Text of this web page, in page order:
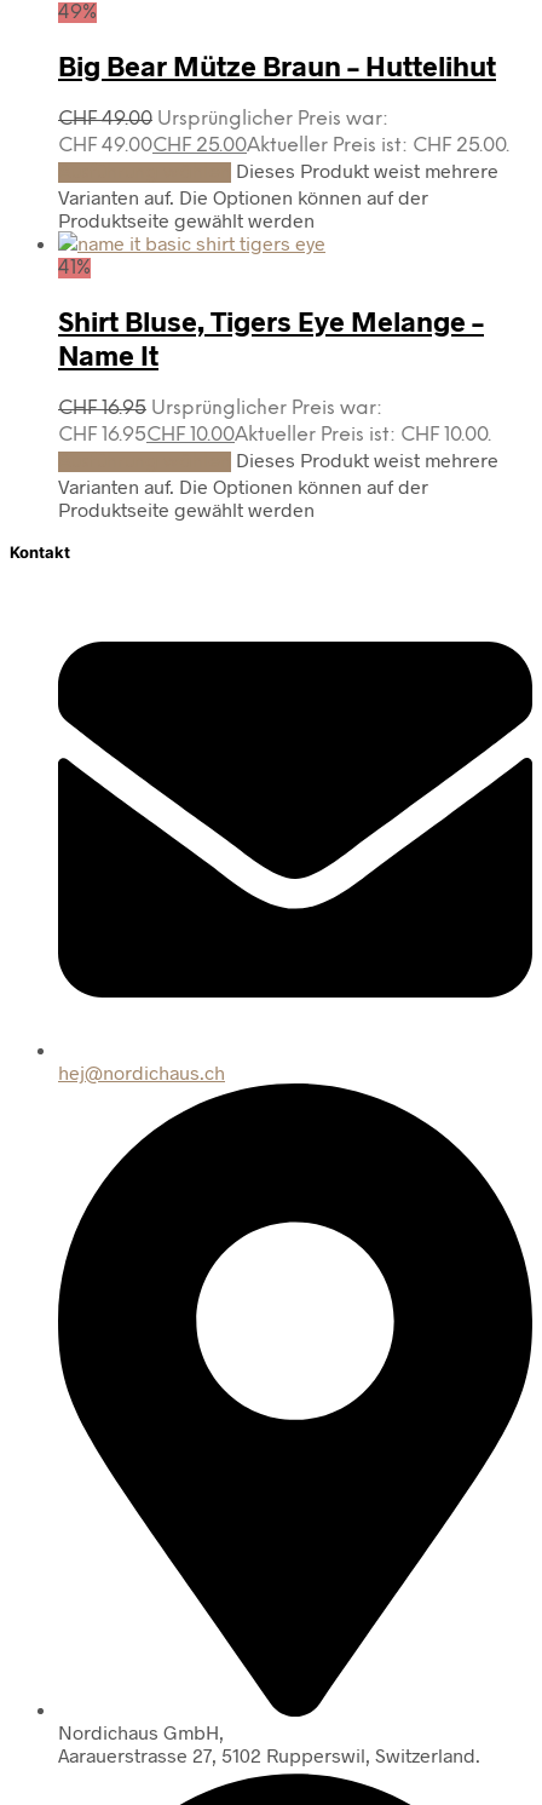
49%
Big Bear Mütze Braun – Huttelihut
CHF49.00 Ursprünglicher Preis war:
CHF 49.00CHF 25.00Aktueller Preis ist: CHF 25.00.
Dieses Produkt weist mehrere
Varianten auf. Die Optionen können auf der
Produktseite gewählt werden
41%
Shirt Bluse, Tigers Eye Melange –
Name It
CHF16.95 Ursprünglicher Preis war:
CHF 16.95CHF 10.00Aktueller Preis ist: CHF 10.00.
Dieses Produkt weist mehrere
Varianten auf. Die Optionen können auf der
Produktseite gewählt werden
Kontakt
hej@nordichaus.ch
Nordichaus GmbH,
Aarauerstrasse 27, 5102 Rupperswil, Switzerland.